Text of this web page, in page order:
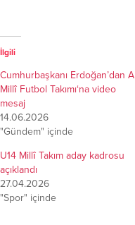
İlgili
Cumhurbaşkanı Erdoğan’dan A
Millî Futbol Takımı‘na video
mesaj
14.06.2026
"Gündem" içinde
U14 Millî Takım aday kadrosu
açıklandı
27.04.2026
"Spor" içinde